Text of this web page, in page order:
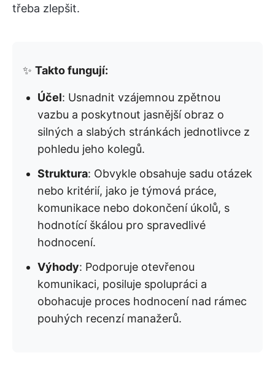
třeba zlepšit.
✨ Takto fungují:
Účel: Usnadnit vzájemnou zpětnou
vazbu a poskytnout jasnější obraz o
silných a slabých stránkách jednotlivce z
pohledu jeho kolegů.
Struktura: Obvykle obsahuje sadu otázek
nebo kritérií, jako je týmová práce,
komunikace nebo dokončení úkolů, s
hodnotící škálou pro spravedlivé
hodnocení.
Výhody: Podporuje otevřenou
komunikaci, posiluje spolupráci a
obohacuje proces hodnocení nad rámec
pouhých recenzí manažerů.